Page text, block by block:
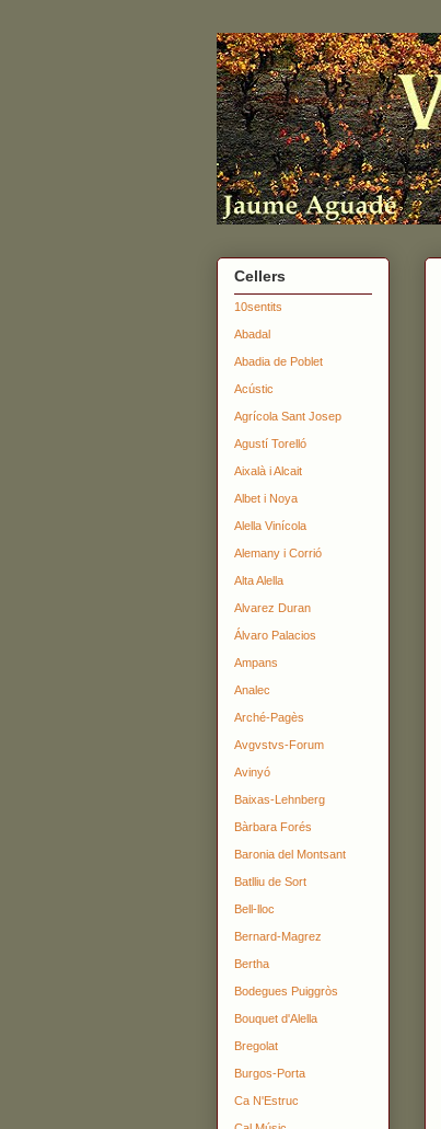
Cellers
10sentits
Abadal
Abadia de Poblet
Acústic
Agrícola Sant Josep
Agustí Torelló
Aixalà i Alcait
Albet i Noya
Alella Vinícola
Alemany i Corrió
Alta Alella
Alvarez Duran
Álvaro Palacios
Ampans
Analec
Arché-Pagès
Avgvstvs-Forum
Avinyó
Baixas-Lehnberg
Bàrbara Forés
Baronia del Montsant
Batlliu de Sort
Bell-lloc
Bernard-Magrez
Bertha
Bodegues Puiggròs
Bouquet d'Alella
Bregolat
Burgos-Porta
Ca N'Estruc